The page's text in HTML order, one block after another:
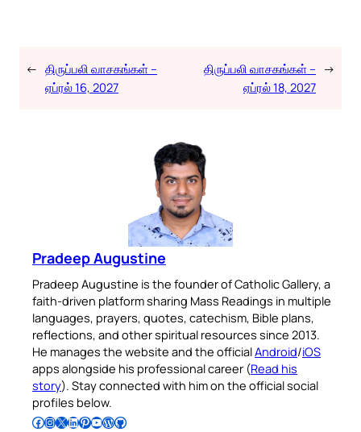
← திருப்பலி வாசகங்கள் –
ஏப்ரல் 16, 2027
திருப்பலி வாசகங்கள் –
ஏப்ரல் 18, 2027
→
Pradeep Augustine
Pradeep Augustine is the founder of Catholic Gallery, a
faith-driven platform sharing Mass Readings in multiple
languages, prayers, quotes, catechism, Bible plans,
reflections, and other spiritual resources since 2013.
He manages the website and the officialAndroid/iOS
apps alongside his professional career (Read his
story). Stay connected with him on the official social
profiles below.
Follow Pradeep on Facebook Follow Pradeep on InstagramFollow Pradeep on X Follow Pradeep on LinkedIn Follow Pradeep on Pinterest Subscribe to Pradeep’s Youtube Channel Follow Pradeep on WordPress Follow Pradeep on GitHub